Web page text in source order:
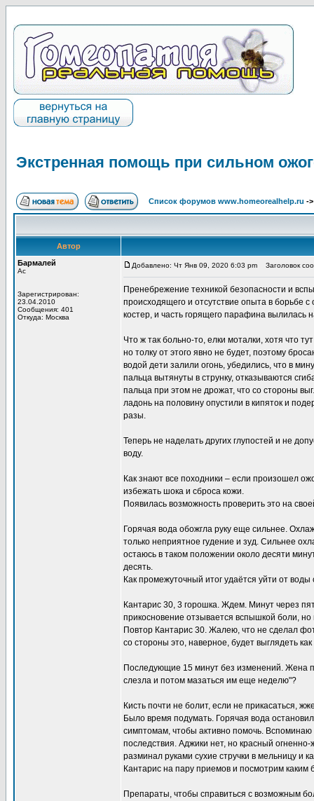
Экстренная помощь при сильном
Список форумов www.homeorealhelp.ru -
Автор
Бармалей
Ас
Зарегистрирован:
23.04.2010
Сообщения: 401
Откуда: Москва
Добавлено: Чт Янв 09, 2020 6:03 pm Заголовок
Пренебрежение техникой безопасности и
происходящего и отсутствие опыта в борьбе
костер, и часть горящего парафина вылилась
Что ж так больно-то, елки моталки, хотя что
но толку от этого явно не будет, поэтому
водой дети залили огонь, убедились, что в
пальца вытянуты в струнку, отказываются
пальца при этом не дрожат, что со стороны
ладонь на половину опустили в кипяток и
разы.
Теперь не наделать других глупостей и не
воду.
Как знают все походники – если произошел
избежать шока и сброса кожи.
Появилась возможность проверить это на
Горячая вода обожгла руку еще сильнее.
только неприятное гудение и зуд. Сильнее
остаюсь в таком положении около десяти
десять.
Как промежуточный итог удаётся уйти от
Кантарис 30, 3 горошка. Ждем. Минут через
прикосновение отзывается вспышкой боли,
Повтор Кантарис 30. Жалею, что не сделал
со стороны это, наверное, будет выглядеть
Последующие 15 минут без изменений. Жена
слезла и потом мазаться им еще неделю"?
Кисть почти не болит, если не прикасаться,
Было время подумать. Горячая вода
симптомам, чтобы активно помочь. Вспоминаю
последствия. Аджики нет, но красный
разминал руками сухие стручки в мельницу и
Кантарис на пару приемов и посмотрим каким
Препараты, чтобы справиться с возможным